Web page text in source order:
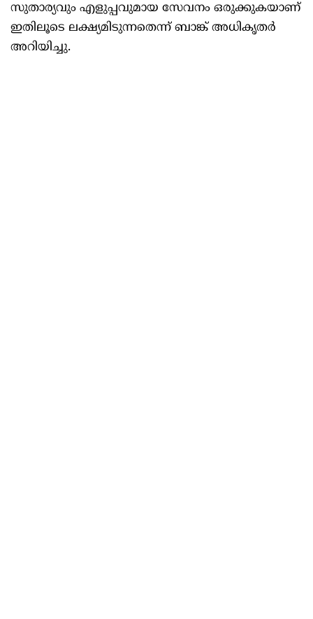
സുതാര്യവും എളുപ്പവുമായ സേവനം ഒരുക്കുകയാണ്
ഇതിലൂടെ ലക്ഷ്യമിടുന്നതെന്ന് ബാങ്ക് അധികൃതർ
അറിയിച്ചു.